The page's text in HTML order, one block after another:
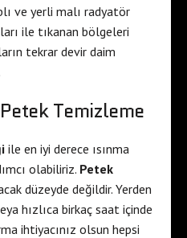
ve yerli malı radyatör
ile tıkanan bölgeleri
tekrar devir daim
Temizleme
ile en iyi derece ısınma
olabiliriz. Petek
düzeyde değildir. Yerden
hızlıca birkaç saat içinde
ihtiyacınız olsun hepsi